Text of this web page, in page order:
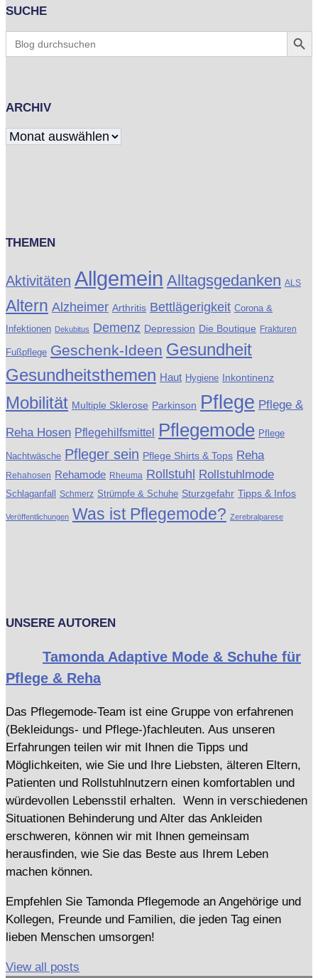
SUCHE
for:
Search
ARCHIV
Archiv
THEMEN
Aktivitäten Allgemein Alltagsgedanken ALS
Altern Alzheimer Arthritis Bettlägerigkeit Corona &
Infektionen Dekubitus Demenz Depression Die Boutique Frakturen
Fußpflege Geschenk-Ideen Gesundheit
Gesundheitsthemen Haut Hygiene Inkontinenz
Mobilität Multiple Sklerose Parkinson Pflege Pflege &
Reha Hosen Pflegehilfsmittel Pflegemode Pflege
Nachtwäsche Pfleger sein Pflege Shirts & Tops Reha
Rehahosen Rehamode Rheuma Rollstuhl Rollstuhlmode
Schlaganfall Schmerz Strümpfe & Schuhe Sturzgefahr Tipps & Infos
Veröffentlichungen Was ist Pflegemode? Zerebralparese
UNSERE AUTOREN
Tamonda Adaptive Mode & Schuhe für
Pflege & Reha
Das Pflegemode-Team ist eine Gruppe von erfahrenen
(Bekleidungs- und Pflege-)fachleuten. Aus unseren
Erfahrungen teilen wir mit Ihnen die Tipps und
Möglichkeiten, wie Sie und Ihre Liebsten, älteren Eltern,
Patienten und Rollstuhlnutzern einen komfortablen und
würdevollen Lebensstil erhalten. Wenn in verschiedenen
Situationen Behinderung und Alter das Ankleiden
erschweren, können wir mit Ihnen gemeinsam
herausfinden, wie Sie das Beste aus Ihrem Leben
machen können.
Empfehlen Sie Tamonda Pflegemode an Angehörige und
Kollegen, Freunde und Familien, die jeden Tag einen
lieben Menschen umsorgen!
View all posts